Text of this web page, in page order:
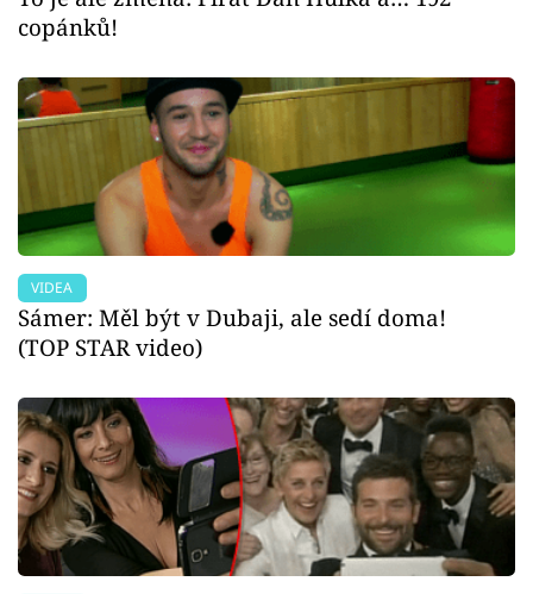
copánků!
VIDEA
Sámer: Měl být v Dubaji, ale sedí doma!
(TOP STAR video)